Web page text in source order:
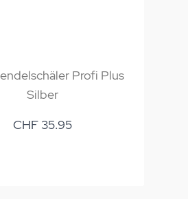
Profi Plus
Silber
CHF 35.95